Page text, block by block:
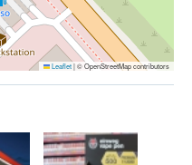
Leaflet|© OpenStreetMap contributors